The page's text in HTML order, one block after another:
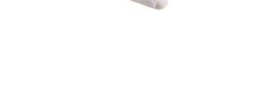
Podmienky ochrany osobných údajov